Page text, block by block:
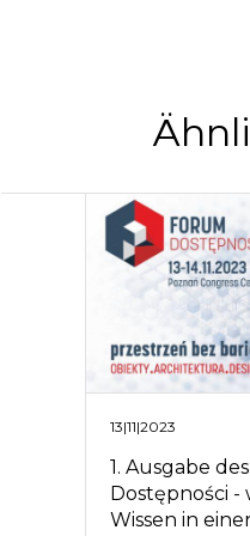
13|11|2023
1. Ausgabe
Dostępności
Wissen in